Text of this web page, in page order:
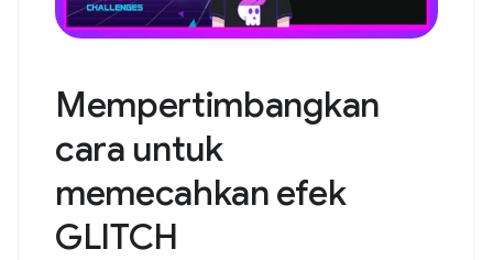
Mempertimbangkan
cara untuk
memecahkan efek
GLITCH